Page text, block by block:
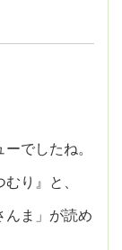
でしたね。
り』と、
んま」が読め